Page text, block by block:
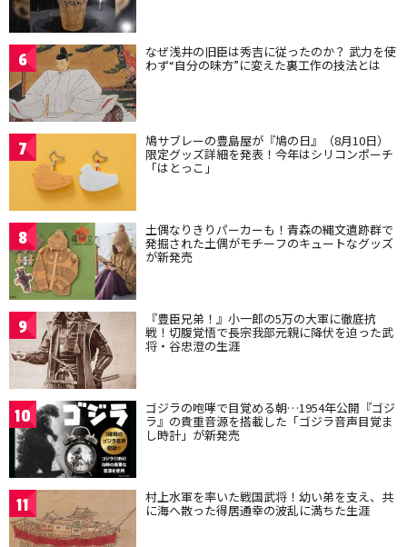
6 なぜ浅井の旧臣は秀吉に従ったのか？ 武力を使
わず“自分の味方”に変えた裏工作の技法とは
7 鳩サブレーの豊島屋が『鳩の日』（8月10日）
限定グッズ詳細を発表！今年はシリコンポーチ
「はとっこ」
8 土偶なりきりパーカーも！青森の縄文遺跡群で
発掘された土偶がモチーフのキュートなグッズ
が新発売
9 『豊臣兄弟！』小一郎の5万の大軍に徹底抗
戦！切腹覚悟で長宗我部元親に降伏を迫った武
将・谷忠澄の生涯
10 ゴジラの咆哮で目覚める朝…1954年公開『ゴジ
ラ』の貴重音源を搭載した「ゴジラ音声目覚ま
し時計」が新発売
11 村上水軍を率いた戦国武将！幼い弟を支え、共
に海へ散った得居通幸の波乱に満ちた生涯